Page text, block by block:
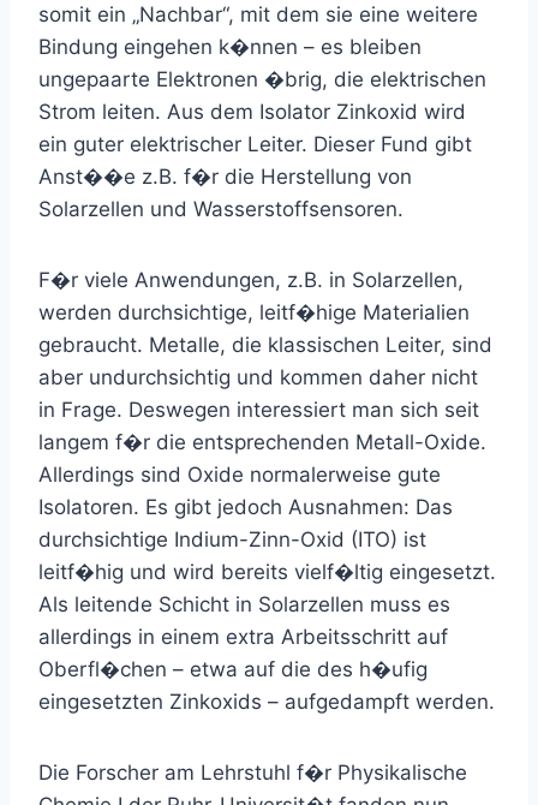
somit ein „Nachbar“, mit dem sie eine weitere
Bindung eingehen k�nnen – es bleiben
ungepaarte Elektronen �brig, die elektrischen
Strom leiten. Aus dem Isolator Zinkoxid wird
ein guter elektrischer Leiter. Dieser Fund gibt
Anst��e z.B. f�r die Herstellung von
Solarzellen und Wasserstoffsensoren.
F�r viele Anwendungen, z.B. in Solarzellen,
werden durchsichtige, leitf�hige Materialien
gebraucht. Metalle, die klassischen Leiter, sind
aber undurchsichtig und kommen daher nicht
in Frage. Deswegen interessiert man sich seit
langem f�r die entsprechenden Metall-Oxide.
Allerdings sind Oxide normalerweise gute
Isolatoren. Es gibt jedoch Ausnahmen: Das
durchsichtige Indium-Zinn-Oxid (ITO) ist
leitf�hig und wird bereits vielf�ltig eingesetzt.
Als leitende Schicht in Solarzellen muss es
allerdings in einem extra Arbeitsschritt auf
Oberfl�chen – etwa auf die des h�ufig
eingesetzten Zinkoxids – aufgedampft werden.
Die Forscher am Lehrstuhl f�r Physikalische